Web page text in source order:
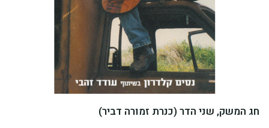
חג המשק, שני הדר (כנרת זמורה דביר)